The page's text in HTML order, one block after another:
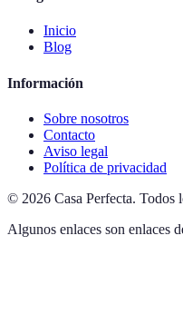
Inicio
Blog
Información
Sobre nosotros
Contacto
Aviso legal
Política de privacidad
© 2026 Casa Perfecta. Todos
Algunos enlaces son enlaces